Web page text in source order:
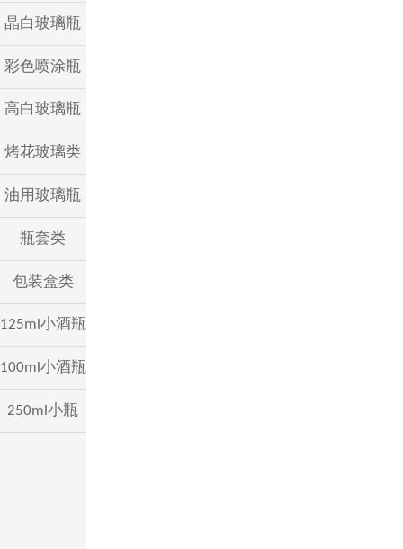
晶白玻璃瓶
彩色喷涂瓶
高白玻璃瓶
烤花玻璃类
油用玻璃瓶
瓶套类
包装盒类
125ml小酒瓶
100ml小酒瓶
250ml小瓶